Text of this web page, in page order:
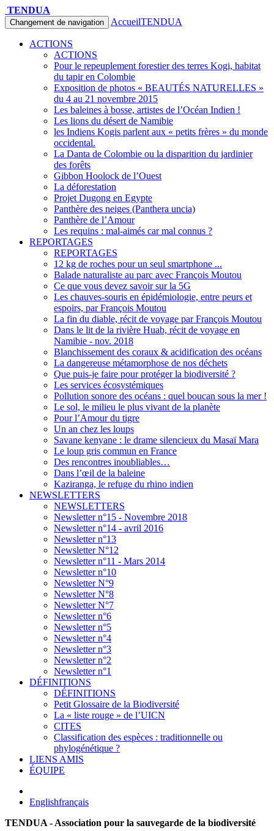
TENDUA
Changement de navigation AccueilTENDUA
ACTIONS
ACTIONS
Pour le repeuplement forestier des terres Kogi, habitat
du tapir en Colombie
Exposition de photos « BEAUTÉS NATURELLES »
du 4 au 21 novembre 2015
Les baleines à bosse, artistes de l’Océan Indien !
Les lions du désert de Namibie
les Indiens Kogis parlent aux « petits frères » du monde
occidental.
La Danta de Colombie ou la disparition du jardinier
des forêts
Gibbon Hoolock de l’Ouest
La déforestation
Projet Dugong en Egypte
Panthère des neiges (Panthera uncia)
Panthère de l’Amour
Les requins : mal-aimés car mal connus ?
REPORTAGES
REPORTAGES
12 kg de roches pour un seul smartphone ...
Balade naturaliste au parc avec François Moutou
Ce que vous devez savoir sur la 5G
Les chauves-souris en épidémiologie, entre peurs et
espoirs, par François Moutou
La fin du diable, récit de voyage par François Moutou
Dans le lit de la rivière Huab, récit de voyage en
Namibie - nov. 2018
Blanchissement des coraux & acidification des océans
La dangereuse métamorphose de nos déchets
Que puis-je faire pour protéger la biodiversité ?
Les services écosystémiques
Pollution sonore des océans : quel boucan sous la mer !
Le sol, le milieu le plus vivant de la planète
Pour l’Amour du tigre
Un an chez les loups
Savane kenyane : le drame silencieux du Masaï Mara
Le loup gris commun en France
Des rencontres inoubliables…
Dans l’œil de la baleine
Kaziranga, le refuge du rhino indien
NEWSLETTERS
NEWSLETTERS
Newsletter n°15 - Novembre 2018
Newsletter n°14 - avril 2016
Newsletter n°13
Newsletter N°12
Newsletter n°11 - Mars 2014
Newsletter n°10
Newsletter N°9
Newsletter N°8
Newsletter N°7
Newsletter n°6
Newsletter n°5
Newsletter n°4
Newsletter n°3
Newsletter n°2
Newsletter n°1
DÉFINITIONS
DÉFINITIONS
Petit Glossaire de la Biodiversité
La « liste rouge » de l’UICN
CITES
Classification des espèces : traditionnelle ou
phylogénétique ?
LIENS AMIS
ÉQUIPE
Englishfrançais
TENDUA - Association pour la sauvegarde de la biodiversité